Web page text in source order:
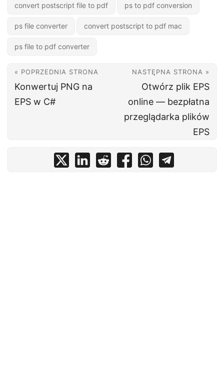
convert postscript file to pdf ps to pdf conversion
ps file converter convert postscript to pdf mac
ps file to pdf converter
« POPRZEDNIA STRONA
Konwertuj PNG na
EPS w C#
NASTĘPNA STRONA »
Otwórz plik EPS
online — bezpłatna
przeglądarka plików
EPS